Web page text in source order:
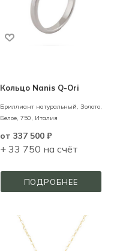
Кольцо Nanis Q-Ori
Бриллиант натуральный, Золото,
Белое, 750, Италия
от 337 500 ₽
+ 33 750 на счёт
ПОДРОБНЕЕ